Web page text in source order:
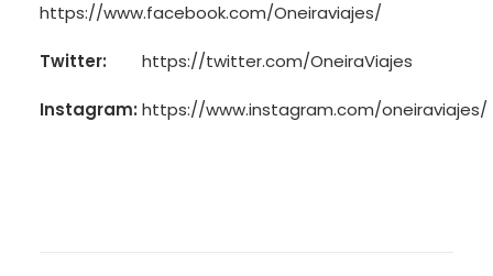
https://www.facebook.com/Oneiraviajes/
Twitter: https://twitter.com/OneiraViajes
Instagram: https://www.instagram.com/oneiraviajes/